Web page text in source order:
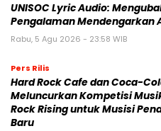
UNISOC Lyric Audio:
Pengalaman Mendengarkan
Rabu, 5 Agu 2026 - 23:58 WIB
Pers Rilis
Hard Rock Cafe dan Coca-
Meluncurkan Kompetisi
Rock Rising untuk Musisi
Baru